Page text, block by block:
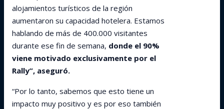
alojamientos turísticos de la región
aumentaron su capacidad hotelera. Estamos
hablando de más de 400.000 visitantes
durante ese fin de semana, donde el 90%
viene motivado exclusivamente por el
Rally”, aseguró.
“Por lo tanto, sabemos que esto tiene un
impacto muy positivo y es por eso también